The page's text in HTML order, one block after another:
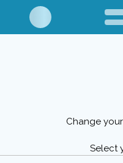
Change
Select